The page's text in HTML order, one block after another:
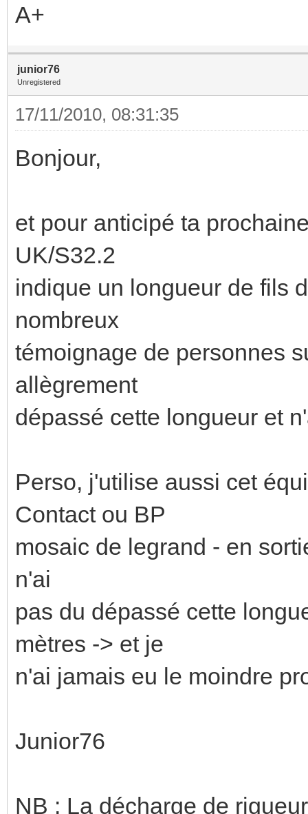
A+
junior76
Unregistered
17/11/2010, 08:31:35
Bonjour,
et pour anticipé ta
UK/S32.2
indique un longueur de fils
nombreux
témoignage de personnes
allègrement
dépassé cette longueur et
Perso, j'utilise aussi cet
Contact ou BP
mosaic de legrand - en
n'ai
pas du dépassé cette
mètres -> et je
n'ai jamais eu le moindre
Junior76
NB : La décharge de